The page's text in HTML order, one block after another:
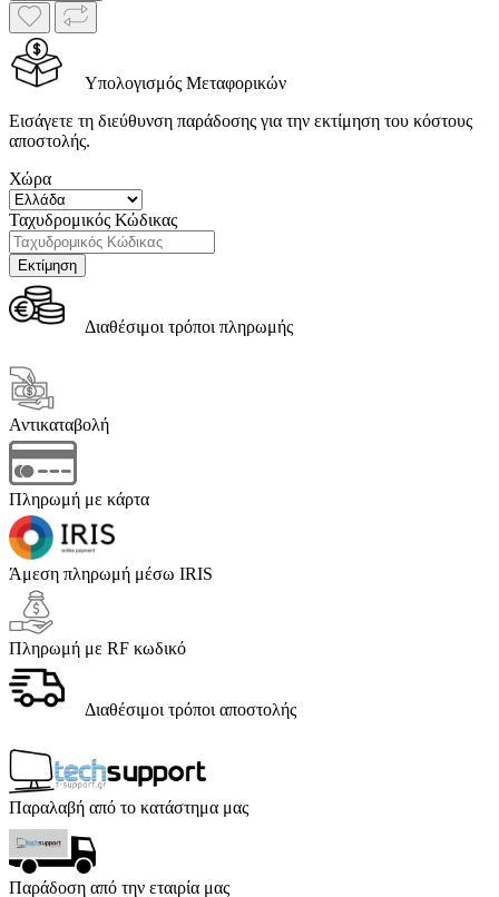
Υπολογισμός Μεταφορικών
Εισάγετε τη διεύθυνση παράδοσης για την εκτίμηση του κόστους
αποστολής.
Χώρα
Ταχυδρομικός Κώδικας
Διαθέσιμοι τρόποι πληρωμής
Αντικαταβολή
Πληρωμή με κάρτα
Άμεση πληρωμή μέσω IRIS
Πληρωμή με RF κωδικό
Διαθέσιμοι τρόποι αποστολής
Παραλαβή από το κατάστημα μας
Παράδοση από την εταιρία μας